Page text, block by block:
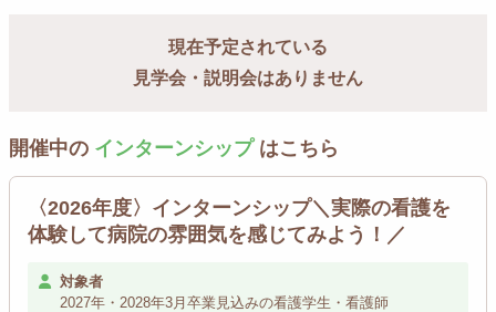
現在予定されている
見学会・説明会はありません
開催中の インターンシップはこちら
〈2026年度〉インターンシップ＼実際の看護を
体験して病院の雰囲気を感じてみよう！／
対象者
2027年・2028年3月卒業見込みの看護学生・看護師